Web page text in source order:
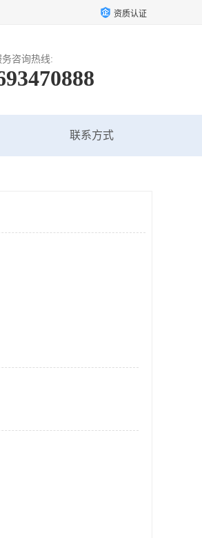
资质认证
咨询热线:
联系方式